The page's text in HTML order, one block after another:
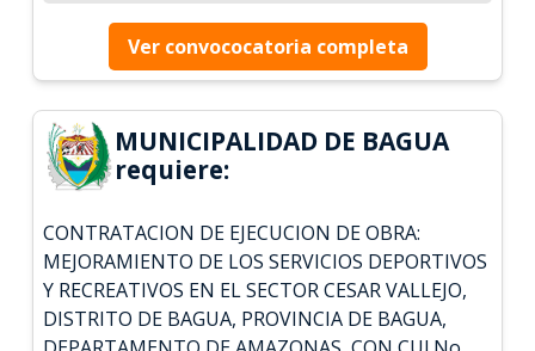
Ver convococatoria completa
MUNICIPALIDAD DE BAGUA
requiere:
CONTRATACION DE EJECUCION DE OBRA:
MEJORAMIENTO DE LOS SERVICIOS DEPORTIVOS
Y RECREATIVOS EN EL SECTOR CESAR VALLEJO,
DISTRITO DE BAGUA, PROVINCIA DE BAGUA,